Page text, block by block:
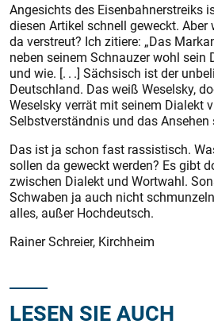
Angesichts des Eisenbahnerstreiks
diesen Artikel schnell geweckt.
da verstreut? Ich zitiere: „Das
neben seinem Schnauzer wohl sein
und wie. [. . .] Sächsisch ist der
Deutschland. Das weiß Weselsky,
Weselsky verrät mit seinem Dialekt
Selbstverständnis und das Ansehen
Das ist ja schon fast rassistisch.
sollen da geweckt werden? Es gibt
zwischen Dialekt und Wortwahl.
Schwaben ja auch nicht
alles, außer Hochdeutsch.
Rainer Schreier, Kirchheim
LESEN SIE AUCH